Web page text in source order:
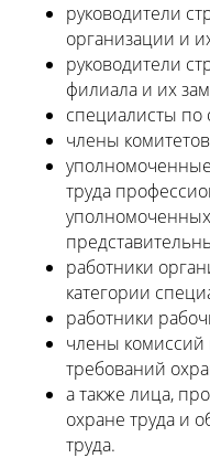
руководители
организации и
руководители
филиала и их
специалисты по
члены
труда
работники
категории
работники
члены комиссий
требований
а также лица,
охране труда и
труда.